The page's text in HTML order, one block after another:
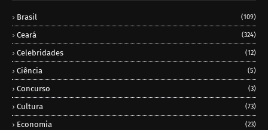
Brasil (109)
Ceará (324)
Celebridades (12)
Ciência (5)
Concurso (3)
Cultura (73)
Economia (23)